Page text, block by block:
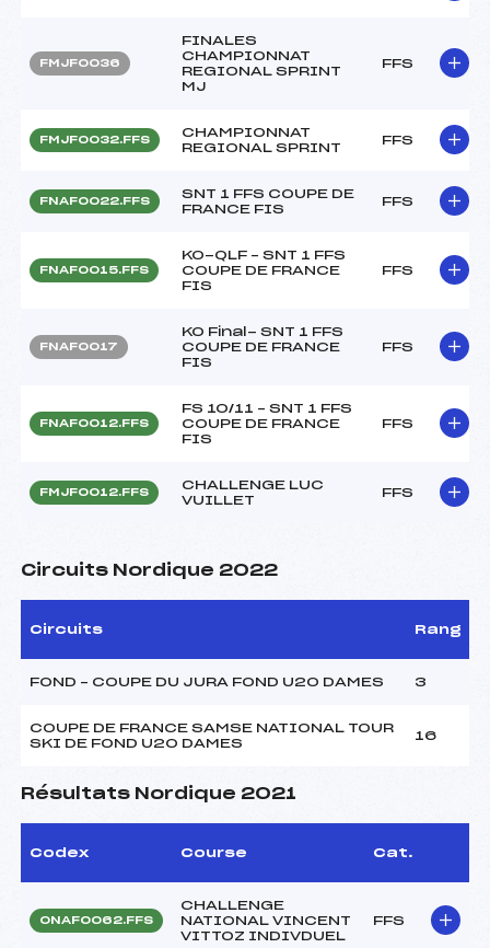
FMJF0036
FINALES
CHAMPIONNAT
REGIONAL SPRINT
MJ
FFS
FMJF0032.FFS
CHAMPIONNAT
REGIONAL SPRINT
FFS
FNAF0022.FFS
SNT 1 FFS COUPE DE
FRANCE FIS
FFS
FNAF0015.FFS
KO-QLF – SNT 1 FFS
COUPE DE FRANCE
FIS
FFS
FNAF0017
KO Final- SNT 1 FFS
COUPE DE FRANCE
FIS
FFS
FNAF0012.FFS
FS 10/11 – SNT 1 FFS
COUPE DE FRANCE
FIS
FFS
FMJF0012.FFS
CHALLENGE LUC
VUILLET
FFS
Circuits Nordique 2022
Circuits Rang
FOND – COUPE DU JURA FOND U20 DAMES 3
COUPE DE FRANCE SAMSE NATIONAL TOUR
SKI DE FOND U20 DAMES
16
Résultats Nordique 2021
Codex Course Cat.
ONAF0062.FFS
CHALLENGE
NATIONAL VINCENT
VITTOZ INDIVDUEL
FFS